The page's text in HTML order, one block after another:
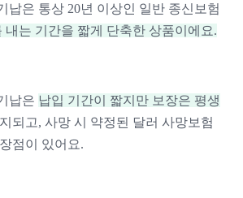
납은 통상 20년 이상인 일반 종신보험
내는 기간을 짧게 단축한 상품이에요.
납은 납입 기간이 짧지만 보장은 평생
되고, 사망 시 약정된 달러 사망보험
점이 있어요.